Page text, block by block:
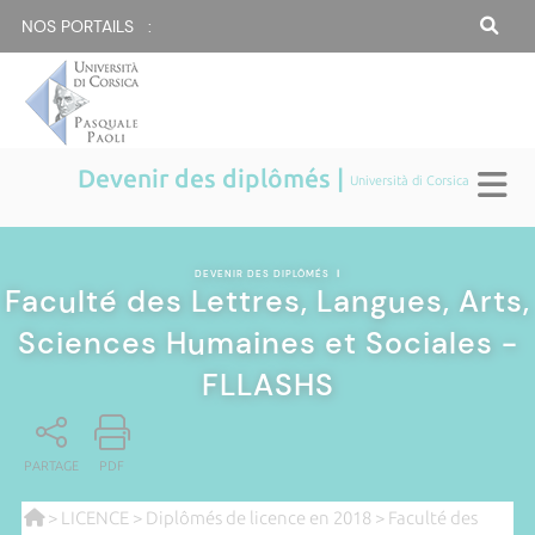
NOS PORTAILS :
Devenir des diplômés | Università di Corsica
DEVENIR DES DIPLÔMÉS |
Faculté des Lettres, Langues, Arts,
Sciences Humaines et Sociales -
FLLASHS
PARTAGE PDF
> LICENCE > Diplômés de licence en 2018 > Faculté des